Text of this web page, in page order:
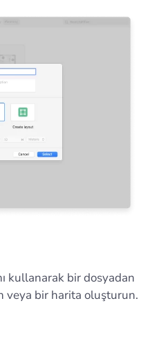
kullanarak bir dosyadan
veya bir harita oluşturun.